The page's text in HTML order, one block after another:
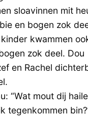
sloavinnen mit
en bogen zok
kwammen
zok deel. Dou
en Rachel
“Wat mout dij haile
tegenkommen